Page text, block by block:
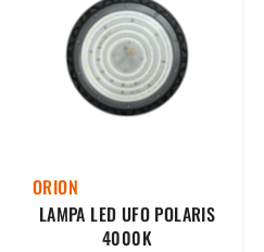
ORION
LAMPA LED UFO POLARIS
4000K